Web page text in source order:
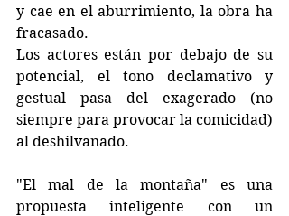
y cae en el aburrimiento, la obra ha
fracasado.
Los actores están por debajo de su
potencial, el tono declamativo y
gestual pasa del exagerado (no
siempre para provocar la comicidad)
al deshilvanado.
"El mal de la montaña" es una
propuesta inteligente con un